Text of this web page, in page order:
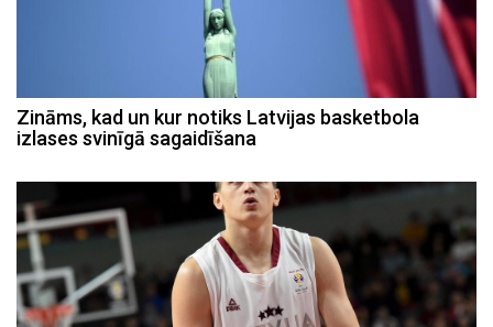
Zināms, kad un kur notiks Latvijas basketbola
izlases svinīgā sagaidīšana